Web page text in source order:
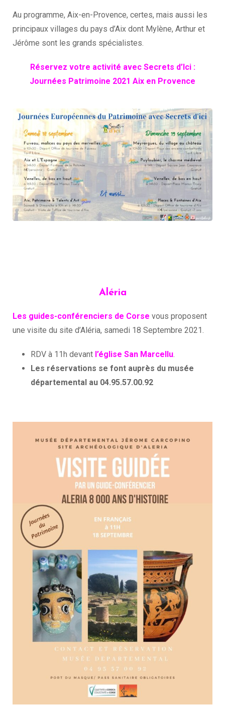
Au programme, Aix-en-Provence, certes, mais aussi les
principaux villages du pays d’Aix dont Mylène, Arthur et
Jérôme sont les grands spécialistes.
Réservez votre activité avec Secrets d’Ici :
Journées Patrimoine 2021 Aix en Provence
Aléria
Les guides-conférenciers de Corse vous proposent
une visite du site d’Aléria, samedi 18 Septembre 2021.
RDV à 11h devant l’église San Marcellu.
Les réservations se font auprès du musée
départemental au 04.95.57.00.92